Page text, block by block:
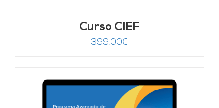
Curso CIEF
399,00€